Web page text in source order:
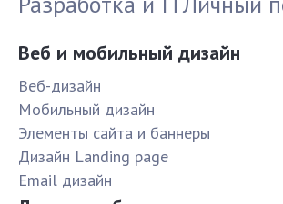
Веб и мобильный дизайн
Веб-дизайн
Мобильный дизайн
Элементы сайта и баннеры
Дизайн Landing page
Email дизайн